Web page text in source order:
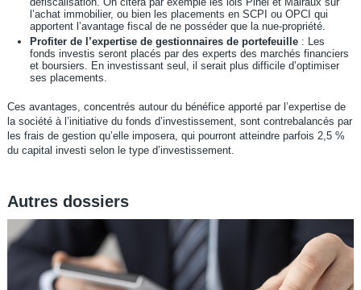
l’achat immobilier, ou bien les placements en SCPI ou OPCI qui
apportent l’avantage fiscal de ne posséder que la nue-propriété.
Profiter de l’expertise de gestionnaires de portefeuille : Les
fonds investis seront placés par des experts des marchés financiers
et boursiers. En investissant seul, il serait plus difficile d’optimiser
ses placements.
Ces avantages, concentrés autour du bénéfice apporté par l’expertise de
la société à l’initiative du fonds d’investissement, sont contrebalancés par
les frais de gestion qu’elle imposera, qui pourront atteindre parfois 2,5 %
du capital investi selon le type d’investissement.
Autres dossiers